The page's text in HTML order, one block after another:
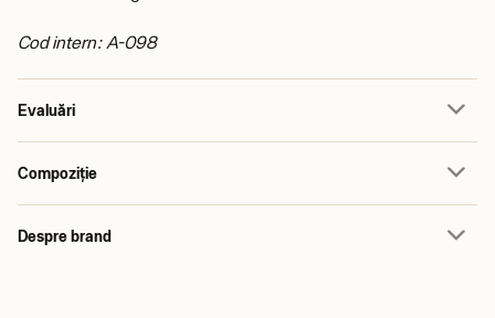
Cod intern: A-098
Evaluări
Compoziție
Despre brand